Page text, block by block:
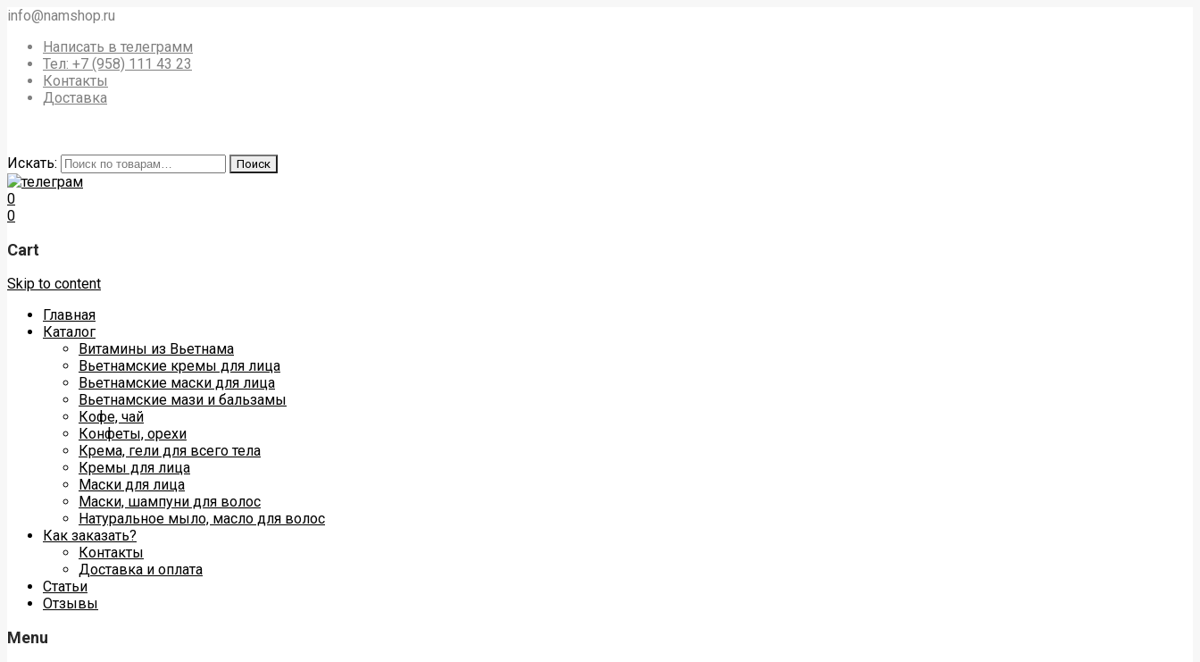
info@namshop.ru
Написать в телеграмм
Тел: +7 (958) 111 43 23
Контакты
Доставка
Искать: Поиск
0
0
Cart
Skip to content
Главная
Каталог
Витамины из Вьетнама
Вьетнамские кремы для лица
Вьетнамские маски для лица
Вьетнамские мази и бальзамы
Кофе, чай
Конфеты, орехи
Крема, гели для всего тела
Кремы для лица
Маски для лица
Маски, шампуни для волос
Натуральное мыло, масло для волос
Как заказать?
Контакты
Доставка и оплата
Статьи
Отзывы
Menu